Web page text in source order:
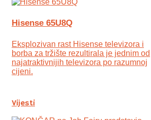
Hisense 65U8Q
Eksplozivan rast Hisense televizora i
borba za tržište rezultirala je jednim od
najatraktivnijih televizora po razumnoj
cijeni.
Vijesti